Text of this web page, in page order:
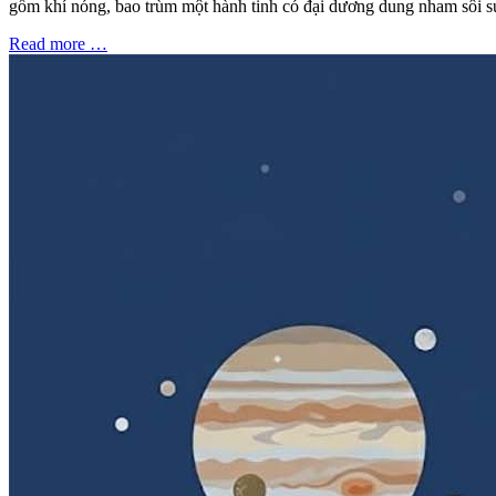
gồm khí nóng, bao trùm một hành tinh có đại dương dung nham sôi
Read more …